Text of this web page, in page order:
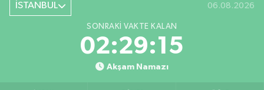
İSTANBUL 06.08.2026
SONRAKI VAKTE KALAN
02:29:14
Akşam Namazı